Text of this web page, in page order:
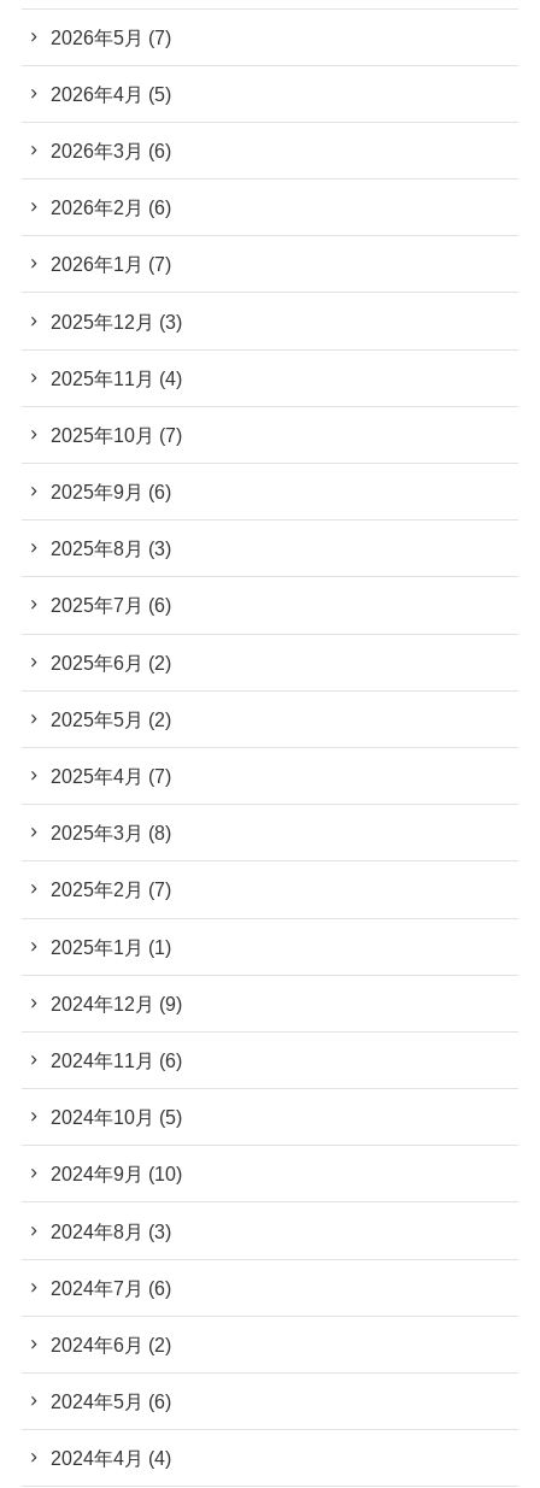
2026年5月 (7)
2026年4月 (5)
2026年3月 (6)
2026年2月 (6)
2026年1月 (7)
2025年12月 (3)
2025年11月 (4)
2025年10月 (7)
2025年9月 (6)
2025年8月 (3)
2025年7月 (6)
2025年6月 (2)
2025年5月 (2)
2025年4月 (7)
2025年3月 (8)
2025年2月 (7)
2025年1月 (1)
2024年12月 (9)
2024年11月 (6)
2024年10月 (5)
2024年9月 (10)
2024年8月 (3)
2024年7月 (6)
2024年6月 (2)
2024年5月 (6)
2024年4月 (4)